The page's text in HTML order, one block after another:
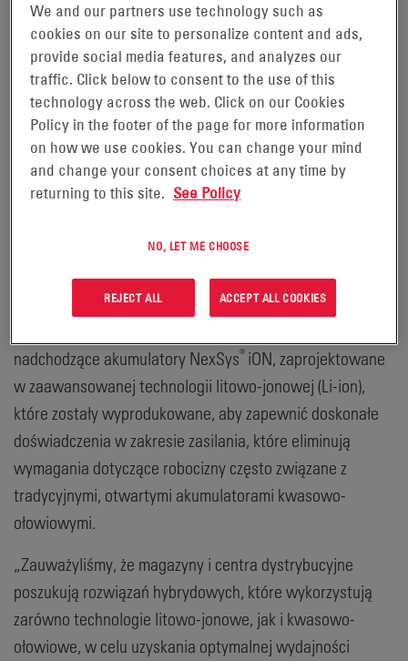
firma EnerSys (NYSE: ENS), światowy lider w dziedzinie
rozwiązań magazynowania energii dla zastosowań
przemysłowych, zaprezentuje większe korzyści dla
użytkowników dzięki praktycznie bezobsługowym
akumulatorom NexSys®na targach MODEX®2020 na
stoisku nr 7632. Targi odbędą się w dniach 9-12 marca
2020 r. w Zaawansowane rozwiązania zasilania EnerSys
w Atlancie.
Firma zaprezentuje na targach MODEX 2020 najnowszą
generację akumulatorów NexSys , w tym akumulatory
PURE, wykorzystujące opatentowaną
nadchodzące akumulatory NexSys® iON, zaprojektowane
w zaawansowanej technologii litowo-jonowej (Li-ion),
które zostały wyprodukowane, aby zapewnić doskonałe
doświadczenia w zakresie zasilania, które eliminują
wymagania dotyczące robocizny często związane z
tradycyjnymi, otwartymi akumulatorami kwasowo-
ołowiowymi.
„Zauważyliśmy, że magazyny i centra dystrybucyjne
poszukują rozwiązań hybrydowych, które wykorzystują
zarówno technologie litowo-jonowe, jak i kwasowo-
ołowiowe, w celu uzyskania optymalnej wydajności
We and our partners use technology such as
cookies on our site to personalize content and ads,
provide social media features, and analyzes our
traffic. Click below to consent to the use of this
technology across the web. Click on our Cookies
Policy in the footer of the page for more information
on how we use cookies. You can change your mind
and change your consent choices at any time by
returning to this site. See Policy
NO, LET ME CHOOSE
REJECT ALL ACCEPT ALL COOKIES